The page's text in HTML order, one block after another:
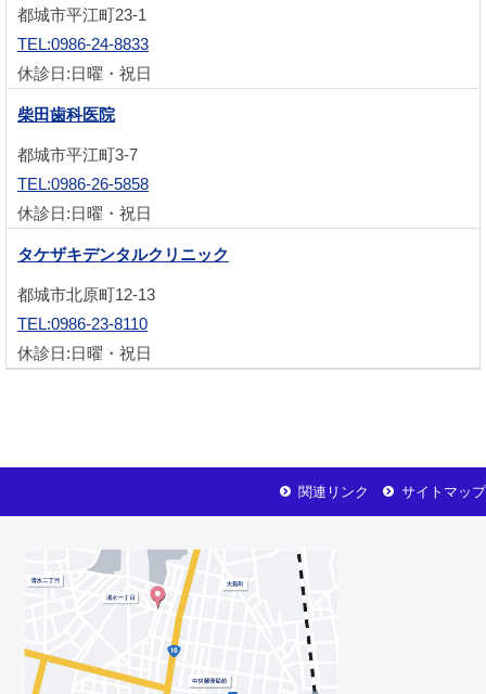
都城市平江町23-1
TEL:0986-24-8833
休診日:日曜・祝日
柴田歯科医院
都城市平江町3-7
TEL:0986-26-5858
休診日:日曜・祝日
タケザキデンタルクリニック
都城市北原町12-13
TEL:0986-23-8110
休診日:日曜・祝日
サイトマップ
関連リンク